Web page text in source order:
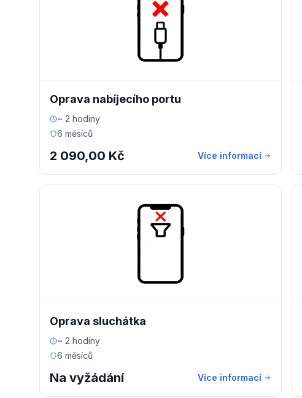
Oprava nabíjecího portu
~ 2 hodiny
6 měsíců
2 090,00 Kč Více informací
Oprava sluchátka
~ 2 hodiny
6 měsíců
Na vyžádání Více informací